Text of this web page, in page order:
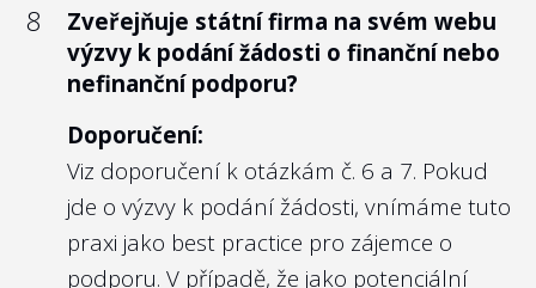
jiných státních organizací zřízených
zákonem nebo ministerstvem. Tyto se
roční odměnou více než 2,5 mil. Kč, 2. dávají
pouze základní rámec nastavení odměn
managementu. Každá společnost by tak
měla mít nastavena svá pravidla pro
8
Zveřejňuje státní firma na svém webu
výzvy k podání žádosti o finanční nebo
nefinanční podporu?
Doporučení:
Viz doporučení k otázkám č. 6 a 7. Pokud
jde o výzvy k podání žádosti, vnímáme tuto
praxi jako best practice pro zájemce o
podporu. V případě, že jako potenciální